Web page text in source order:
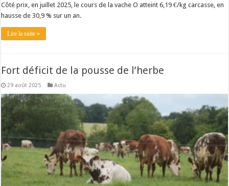
Côté prix, en juillet 2025, le cours de la vache O atteint 6,19 €/kg carcasse, en
hausse de 30,9 % sur un an.
Lire la suite »
Fort déficit de la pousse de l’herbe
29 août 2025 Actu